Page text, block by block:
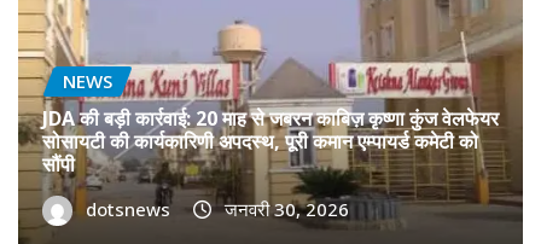
NEWS
JDA की बड़ी कार्रवाई: 20 माह से जबरन काबिज़ कृष्णा कुंज वेलफेयर
सोसायटी की कार्यकारिणी अपदस्थ, पूरी कमान एम्पायर्ड कमेटी को
सौंपी
dotsnews जनवरी 30, 2026